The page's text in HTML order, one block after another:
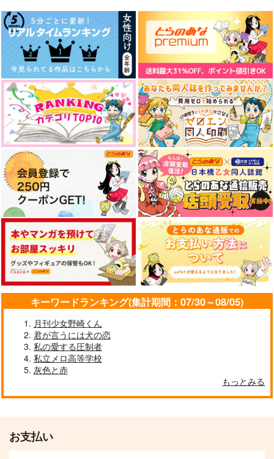
２人でいるとほら、こ
のように。
コイノボルコイ
739円（税込）
松野カラ松×松野十四松
サンプル
作品詳細
かけら
808
625円（税込）
松野カラ松×松野おそ松
サンプル
作品詳細
ダイスキForever
いわし定食
1,143円（税込）
松野おそ松
サンプル
作品詳細
Too Over!
はちみつノイズ
787円（税込）
サンプル
つまりそれってどうい
362
松野おそ松×松野一松
いわし定食
715円（税込）
キーワードランキング(集計期間：07/30～08/05)
月刊少女野崎くん
君が言うには犬の恋
私の愛する圧制者
私立メロ高等学校
灰色と赤
もっとみる
お支払い